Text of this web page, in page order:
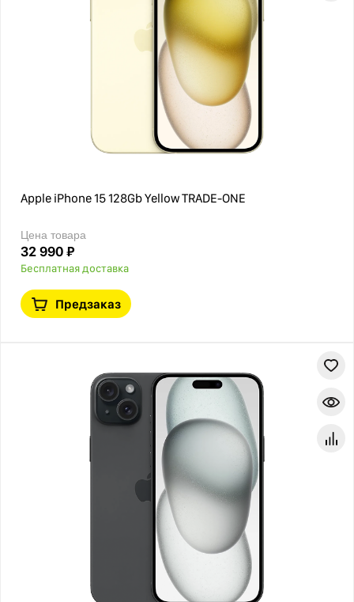
Apple iPhone 15 128Gb Yellow TRADE-ONE
Цена товара
32 990 ₽
Бесплатная доставка
Предзаказ